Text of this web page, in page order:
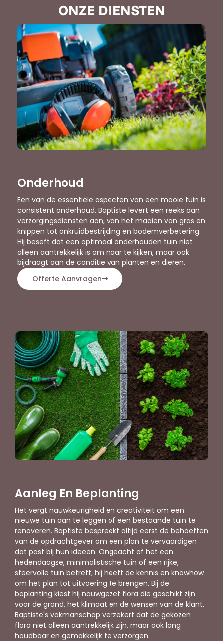
ONZE DIENSTEN
Onderhoud
Een van de essentiële aspecten van een mooie tuin is
consistent onderhoud. Baptiste levert een reeks aan
verzorgingsdiensten aan, van het maaien van gras en
knippen tot onkruidbestrijding en bodemverbetering.
Hij beseft dat een optimaal onderhouden tuin niet
alleen aantrekkelijk is om naar te kijken, maar ook
bijdraagt aan de conditie van planten en dieren.
Offerte Aanvragen
Aanleg En Beplanting
Het vergt nauwkeurigheid en creativiteit om een
nieuwe tuin aan te leggen of een bestaande tuin te
renoveren. Baptiste bespreekt altijd eerst de behoeften
van de opdrachtgever om een plan te vervaardigen
dat past bij hun ideeën. Ongeacht of het een
hedendaagse, minimalistische tuin of een rijke,
sfeervolle tuin betreft, hij heeft de kennis en knowhow
om het plan tot uitvoering te brengen. Bij de
beplanting kiest hij nauwgezet flora die geschikt zijn
voor de grond, het klimaat en de wensen van de klant.
Baptiste's vakmanschap verzekert dat de gekozen
flora niet alleen aantrekkelijk zijn, maar ook lang
houdbaar en gemakkelijk te verzorgen.